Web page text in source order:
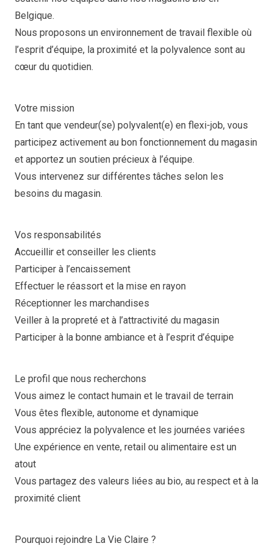
Belgique.
Nous proposons un environnement de travail flexible où
l’esprit d’équipe, la proximité et la polyvalence sont au
cœur du quotidien.
Votre mission
En tant que vendeur(se) polyvalent(e) en flexi-job, vous
participez activement au bon fonctionnement du magasin
et apportez un soutien précieux à l’équipe.
Vous intervenez sur différentes tâches selon les
besoins du magasin.
Vos responsabilités
Accueillir et conseiller les clients
Participer à l’encaissement
Effectuer le réassort et la mise en rayon
Réceptionner les marchandises
Veiller à la propreté et à l’attractivité du magasin
Participer à la bonne ambiance et à l’esprit d’équipe
Le profil que nous recherchons
Vous aimez le contact humain et le travail de terrain
Vous êtes flexible, autonome et dynamique
Vous appréciez la polyvalence et les journées variées
Une expérience en vente, retail ou alimentaire est un
atout
Vous partagez des valeurs liées au bio, au respect et à la
proximité client
Pourquoi rejoindre La Vie Claire ?